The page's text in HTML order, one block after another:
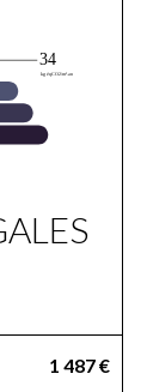
1 487 €